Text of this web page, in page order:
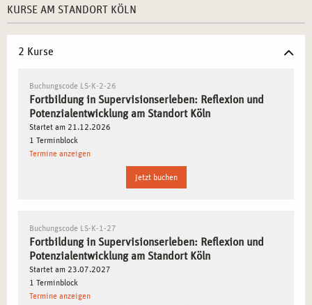
Eigene Stärken bewusst wahrnehmen und gezielt
anwenden– Einführung in bewährte
Reflexionsmethoden für den Berufsalltag.
Gruppendynamiken verstehen und aktiv gestalten
Begleitung von Teams.
Strategien zur Konfliktlösung und Entscheidungsfindung
Selbstfürsorge und Resilienz als Teil der professionellen
Praxis etablieren– Nachhaltige Methoden zur
Stressbewältigung anwenden.
KURSE AM STANDORT KÖLN
2 Kurse
Buchungscode LS-K-2-26
Fortbildung in Supervisionserleben: Reflexion und
Potenzialentwicklung am Standort Köln
Startet am 21.12.2026
1 Terminblock
Termine anzeigen
Jetzt buchen
Buchungscode LS-K-1-27
Fortbildung in Supervisionserleben: Reflexion und
Potenzialentwicklung am Standort Köln
Startet am 23.07.2027
1 Terminblock
Termine anzeigen